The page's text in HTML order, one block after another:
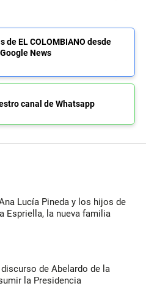
de EL COLOMBIANO desde
Google News
canal de Whatsapp
Lucía Pineda y los hijos de
Espriella, la nueva familia
de Abelardo de la
la Presidencia